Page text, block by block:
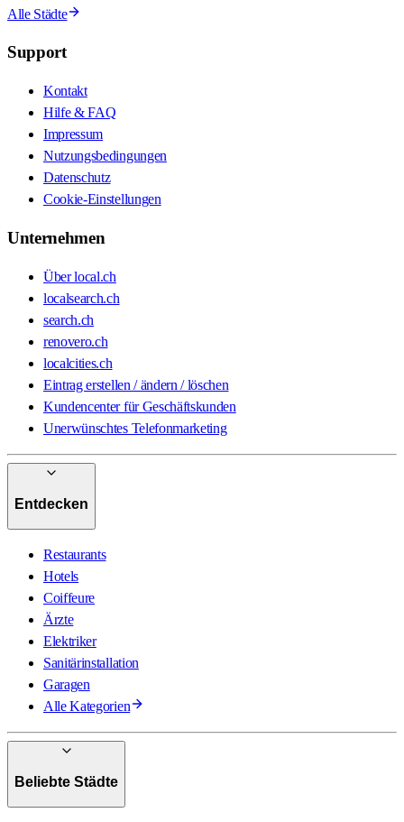
Alle Städte
Support
Kontakt
Hilfe & FAQ
Impressum
Nutzungsbedingungen
Datenschutz
Cookie-Einstellungen
Unternehmen
Über local.ch
localsearch.ch
search.ch
renovero.ch
localcities.ch
Eintrag erstellen / ändern / löschen
Kundencenter für Geschäftskunden
Unerwünschtes Telefonmarketing
Entdecken
Restaurants
Hotels
Coiffeure
Ärzte
Elektriker
Sanitärinstallation
Garagen
Alle Kategorien
Beliebte Städte